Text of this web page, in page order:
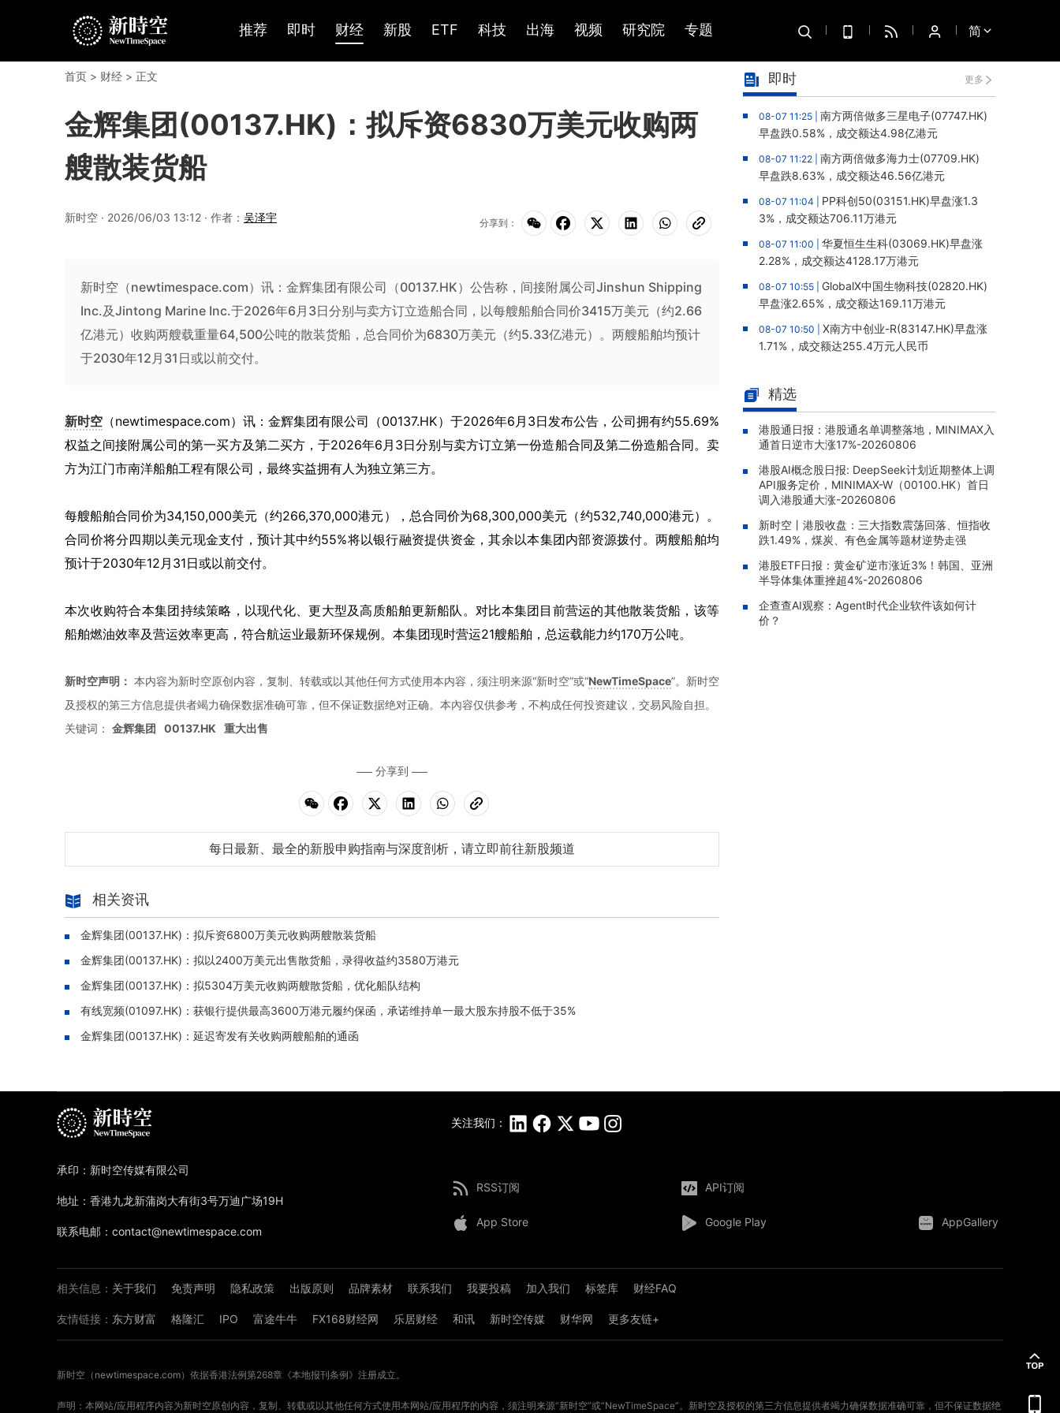
推荐 即时 财经 新股 ETF 科技 出海 视频 研究院 专题 简
首页 > 财经 > 正文
金辉集团(00137.HK)：拟斥资6830万美元收购两
艘散装货船
新时空 · 2026/06/03 13:12 · 作者： 吴泽宇 分享到：
新时空（newtimespace.com）讯：金辉集团有限公司（00137.HK）公告称，间接附属公司Jinshun Shipping
Inc.及Jintong Marine Inc.于2026年6月3日分别与卖方订立造船合同，以每艘船舶合同价3415万美元（约2.66
亿港元）收购两艘载重量64,500公吨的散装货船，总合同价为6830万美元（约5.33亿港元）。两艘船舶均预计
于2030年12月31日或以前交付。
新时空 （newtimespace.com）讯：金辉集团有限公司（00137.HK）于2026年6月3日发布公告，公司拥有约55.69%
权益之间接附属公司的第一买方及第二买方，于2026年6月3日分别与卖方订立第一份造船合同及第二份造船合同。卖
方为江门市南洋船舶工程有限公司，最终实益拥有人为独立第三方。
每艘船舶合同价为34,150,000美元（约266,370,000港元），总合同价为68,300,000美元（约532,740,000港元）。
合同价将分四期以美元现金支付，预计其中约55%将以银行融资提供资金，其余以本集团内部资源拨付。两艘船舶均
预计于2030年12月31日或以前交付。
本次收购符合本集团持续策略，以现代化、更大型及高质船舶更新船队。对比本集团目前营运的其他散装货船，该等
船舶燃油效率及营运效率更高，符合航运业最新环保规例。本集团现时营运21艘船舶，总运载能力约170万公吨。
新时空声明： 本内容为新时空原创内容，复制、转载或以其他任何方式使用本内容，须注明来源“新时空”或“NewTimeSpace”。新时空
及授权的第三方信息提供者竭力确保数据准确可靠，但不保证数据绝对正确。本內容仅供参考，不构成任何投资建议，交易风险自担。
关键词： 金辉集团 00137.HK 重大出售
分享到
每日最新、最全的新股申购指南与深度剖析，请立即前往新股频道
相关资讯
金辉集团(00137.HK)：拟斥资6800万美元收购两艘散装货船
金辉集团(00137.HK)：拟以2400万美元出售散货船，录得收益约3580万港元
金辉集团(00137.HK)：拟5304万美元收购两艘散货船，优化船队结构
有线宽频(01097.HK)：获银行提供最高3600万港元履约保函，承诺维持单一最大股东持股不低于35%
金辉集团(00137.HK)：延迟寄发有关收购两艘船舶的通函
即时 更多
08-07 11:25 | 南方两倍做多三星电子(07747.HK)
早盘跌0.58%，成交额达4.98亿港元
08-07 11:22 | 南方两倍做多海力士(07709.HK)
早盘跌8.63%，成交额达46.56亿港元
08-07 11:04 | PP科创50(03151.HK)早盘涨1.3
3%，成交额达706.11万港元
08-07 11:00 | 华夏恒生生科(03069.HK)早盘涨
2.28%，成交额达4128.17万港元
08-07 10:55 | GlobalX中国生物科技(02820.HK)
早盘涨2.65%，成交额达169.11万港元
08-07 10:50 | X南方中创业-R(83147.HK)早盘涨
1.71%，成交额达255.4万元人民币
80%，成交额达358.55万港元
08-07 10:20 |南方KOSPI(03121.HK)早盘跌1.9
6%，成交额达1140.25万港元
涨2.16%，成交额达165.71万港元
08-07 10:10 |易方达亚洲半导体ETF(03486.H
精选
港股通日报：港股通名单调整落地，MINIMAX入
通首日逆市大涨17%-20260806
港股AI概念股日报: DeepSeek计划近期整体上调
API服务定价，MINIMAX-W（00100.HK）首日
调入港股通大涨-20260806
新时空丨港股收盘：三大指数震荡回落、恒指收
跌1.49%，煤炭、有色金属等题材逆势走强
港股ETF日报：黄金矿逆市涨近3%！韩国、亚洲
半导体集体重挫超4%-20260806
企查查AI观察：Agent时代企业软件该如何计
价？
关注我们：
RSS订阅 API订阅
App Store Google Play AppGallery
相关信息： 关于我们 免责声明 隐私政策 出版原则 品牌素材 联系我们 我要投稿 加入我们 标签库 财经FAQ
友情链接： 东方财富 格隆汇 IPO 富途牛牛 FX168财经网 乐居财经 和讯 新时空传媒 财华网 更多友链+
承印：新时空传媒有限公司
地址：香港九龙新蒲岗大有街3号万迪广场19H
联系电邮：contact@newtimespace.com
新时空（ newtimespace.com）依据香港法例第268章《本地报刊条例》注册成立。
声明：本网站/应用程序内容为新时空原创内容，复制、转载或以其他任何方式使用本网站/应用程序的内容，须注明来源“新时空”或“NewTimeSpace”。新时空及授权的第三方信息提供者竭力确保数据准确可靠，但不保证数据绝